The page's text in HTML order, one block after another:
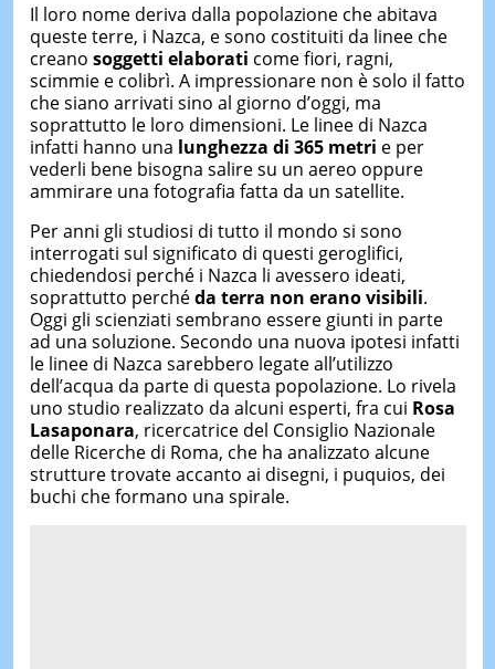
Il loro nome deriva dalla popolazione che abitava
queste terre, i Nazca, e sono costituiti da linee che
creano soggetti elaborati come fiori, ragni,
scimmie e colibrì. A impressionare non è solo il fatto
che siano arrivati sino al giorno d’oggi, ma
soprattutto le loro dimensioni. Le linee di Nazca
infatti hanno una lunghezza di 365 metri e per
vederli bene bisogna salire su un aereo oppure
ammirare una fotografia fatta da un satellite.
Per anni gli studiosi di tutto il mondo si sono
interrogati sul significato di questi geroglifici,
chiedendosi perché i Nazca li avessero ideati,
soprattutto perchéda terra non erano visibili.
Oggi gli scienziati sembrano essere giunti in parte
ad una soluzione. Secondo una nuova ipotesi infatti
le linee di Nazca sarebbero legate all’utilizzo
dell’acqua da parte di questa popolazione. Lo rivela
uno studio realizzato da alcuni esperti, fra cui Rosa
Lasaponara, ricercatrice del Consiglio Nazionale
delle Ricerche di Roma, che ha analizzato alcune
strutture trovate accanto ai disegni, i puquios, dei
buchi che formano una spirale.